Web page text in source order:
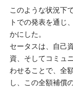
このような状況下
トでの発表を通じ
かにした。
セータスは、自己
資、そしてコミュ
わせることで、全
し、この全額補償